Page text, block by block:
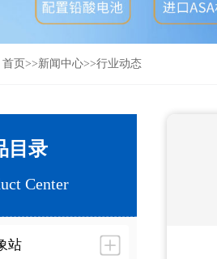
首页>>新闻中心>>行业动态
目录
Center
站